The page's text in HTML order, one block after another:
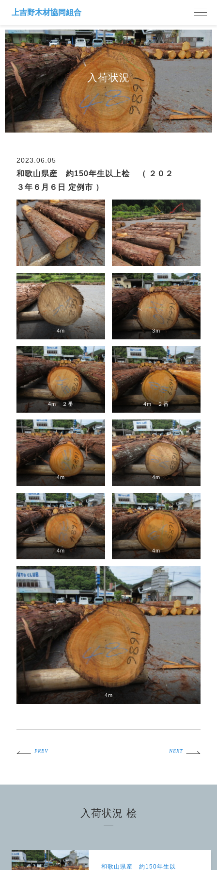
入荷状況
2023.06.05
和歌山県産 約150年生以上桧 （ ２０２
３年６月６日 定例市 ）
4m 3m
4m ２番 4m ２番
4m 4m
4m 4m
4m
PREV NEXT
入荷状況 桧
和歌山県産 約150年生以